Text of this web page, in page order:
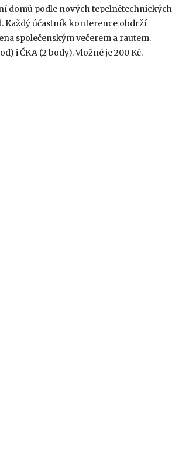
domů podle nových tepelnětechnických
Každý účastník konference obdrží
společenským večerem a rautem.
i ČKA (2 body). Vložné je 200 Kč.